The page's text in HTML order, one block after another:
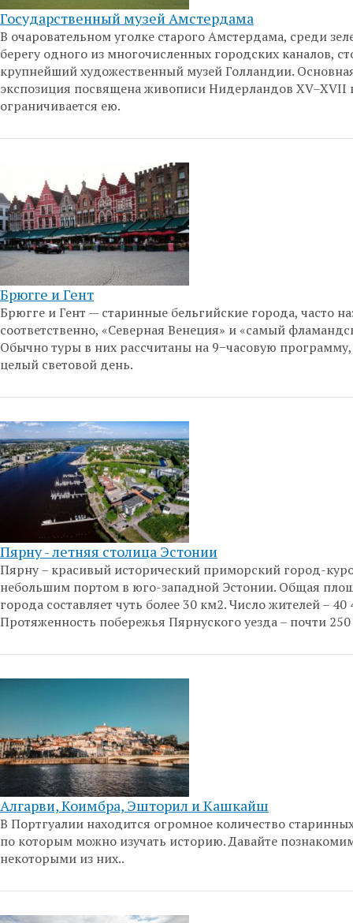
Государственный музей Амстердама
В очаровательном уголке старого Амстердама, среди
берегу одного из многочисленных городских каналов,
крупнейший художественный музей Голландии.
экспозиция посвящена живописи Нидерландов XV–XVII
ограничивается ею.
Брюгге и Гент
Брюгге и Гент — старинные бельгийские города, часто
соответственно, «Северная Венеция» и «самый
Обычно туры в них рассчитаны на 9−часовую программу,
целый световой день.
Пярну - летняя столица Эстонии
Пярну – красивый исторический приморский город-
небольшим портом в юго-западной Эстонии. Общая
города составляет чуть более 30 км2. Число жителей – 40
Протяженность побережья Пярнуского уезда – почти
Алгарви, Коимбра, Эшторил и Кашкайш
В Портгуалии находится огромное количество
по которым можно изучать историю. Давайте
некоторыми из них..